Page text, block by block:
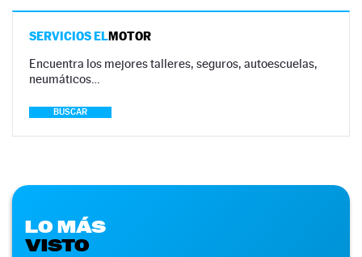
SERVICIOS ELMOTOR
Encuentra los mejores talleres, seguros, autoescuelas,
neumáticos…
BUSCAR
LO MÁS
VISTO